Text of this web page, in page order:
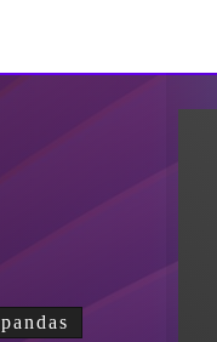
pandas